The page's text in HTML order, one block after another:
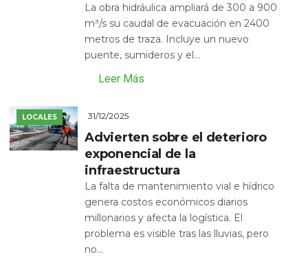
La obra hidráulica ampliará de 300 a 900
m³/s su caudal de evacuación en 2400
metros de traza. Incluye un nuevo
puente, sumideros y el...
Leer Más
LOCALES 31/12/2025
Advierten sobre el deterioro
exponencial de la
infraestructura
La falta de mantenimiento vial e hídrico
genera costos económicos diarios
millonarios y afecta la logística. El
problema es visible tras las lluvias, pero
no...